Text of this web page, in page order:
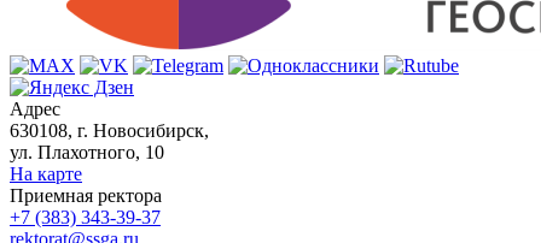
Адрес
630108, г. Новосибирск,
ул. Плахотного, 10
На карте
Приемная ректора
+7 (383) 343-39-37
rektorat@ssga.ru